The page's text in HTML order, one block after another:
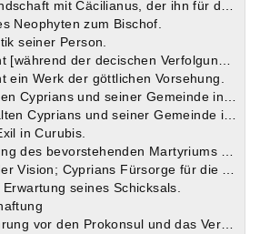
Neophyten zum Bischof.
seiner Person.
ein Werk der göttlichen Vorsehung.
in Curubis.
seines Schicksals.